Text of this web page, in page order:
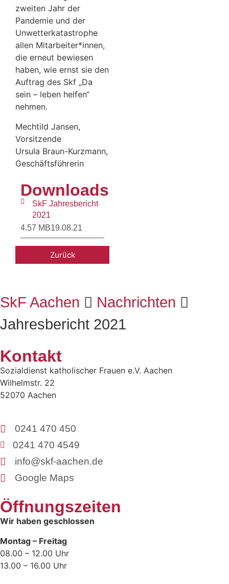
zweiten Jahr der
Pandemie und der
Unwetterkatastrophe
allen Mitarbeiter*innen,
die erneut bewiesen
haben, wie ernst sie den
Auftrag des Skf „Da
sein – leben helfen“
nehmen.
Mechtild Jansen,
Vorsitzende
Ursula Braun-Kurzmann,
Geschäftsführerin
Downloads
SkF Jahresbericht
2021
4.57 MB19.08.21
Zurück
SkF Aachen
Nachrichten
Jahresbericht 2021
Kontakt
Sozialdienst katholischer Frauen e.V. Aachen
Wilhelmstr. 22
52070 Aachen
0241 470 450
0241 470 4549
info@skf-aachen.de
Google Maps
Öffnungszeiten
Wir haben geschlossen
Montag – Freitag
08.00 – 12.00 Uhr
13.00 – 16.00 Uhr